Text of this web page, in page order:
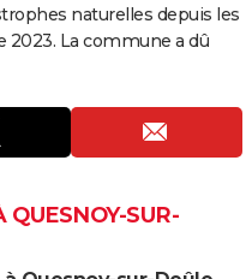
naturelles depuis les
2023. La commune a dû
QUESNOY-SUR-